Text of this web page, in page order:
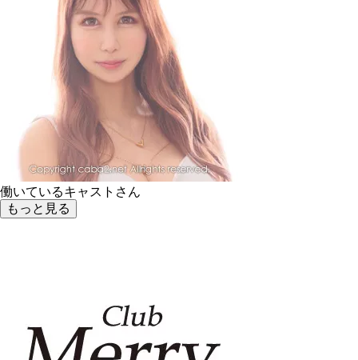
働いているキャストさん
もっと見る